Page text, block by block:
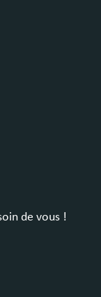
de vous !